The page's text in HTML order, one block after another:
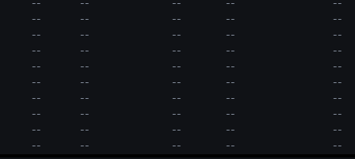
-- --
-- --
-- --
-- --
-- --
-- --
-- --
-- --
-- --
-- --
--
--
--
--
--
--
--
--
--
--
--
--
--
--
--
--
--
--
--
--
--
--
--
--
--
--
--
--
--
--